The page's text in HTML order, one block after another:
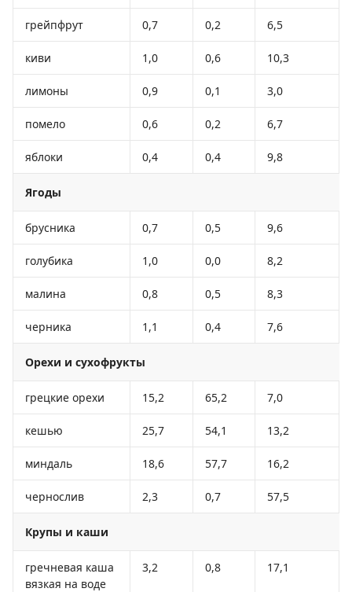
грейпфрут 0,7 0,2 6,5
киви 1,0 0,6 10,3
лимоны 0,9 0,1 3,0
помело 0,6 0,2 6,7
яблоки 0,4 0,4 9,8
Ягоды
брусника 0,7 0,5 9,6
голубика 1,0 0,0 8,2
малина 0,8 0,5 8,3
черника 1,1 0,4 7,6
Орехи и сухофрукты
грецкие орехи 15,2 65,2 7,0
кешью 25,7 54,1 13,2
миндаль 18,6 57,7 16,2
чернослив 2,3 0,7 57,5
Крупы и каши
гречневая каша
вязкая на воде
3,2 0,8 17,1